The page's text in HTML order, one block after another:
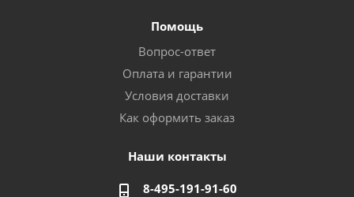
Помощь
Вопрос-ответ
Оплата и гарантии
Условия доставки
Как оформить заказ
Наши контакты
8-495-191-91-60